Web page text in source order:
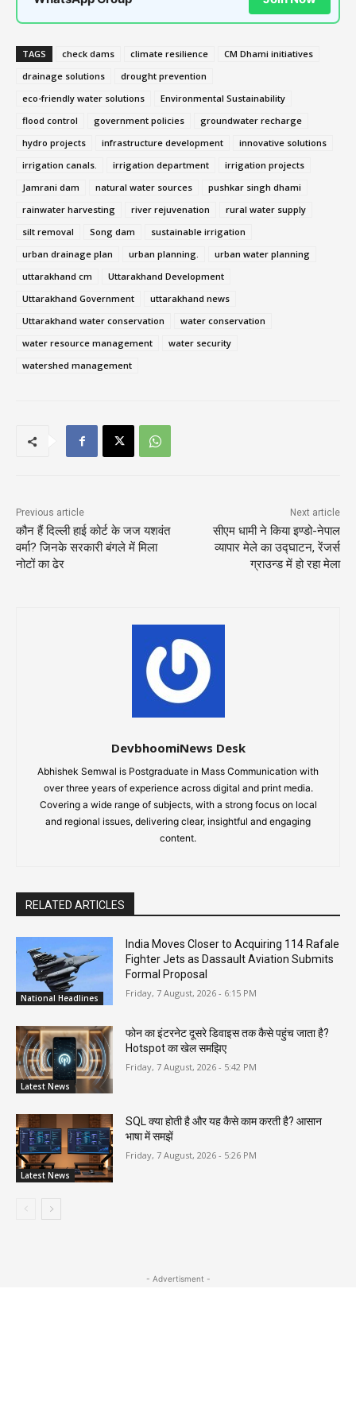
TAGS check dams climate resilience
CM Dhami initiatives
drainage solutions
drought prevention
eco-friendly water solutions
Environmental Sustainability
flood control
government policies
groundwater recharge
hydro projects
infrastructure development
innovative solutions
irrigation canals.
irrigation department
irrigation projects
Jamrani dam
natural water sources
pushkar singh dhami
rainwater harvesting
river rejuvenation
rural water supply
silt removal
Song dam
sustainable irrigation
urban drainage plan
urban planning.
urban water planning
uttarakhand cm
Uttarakhand Development
Uttarakhand Government
uttarakhand news
Uttarakhand water conservation
water conservation
water resource management
water security
watershed management
Previous article
कौन हैं दिल्ली हाई कोर्ट के जज यशवंत
वर्मा? जिनके सरकारी बंगले में मिला
नोटों का ढेर
Next article
सीएम धामी ने किया इण्डो-नेपाल
व्यापार मेले का उद्घाटन, रेंजर्स
ग्राउन्ड में हो रहा मेला
DevbhoomiNews Desk
Abhishek Semwal is Postgraduate in Mass Communication with
over three years of experience across digital and print media.
Covering a wide range of subjects, with a strong focus on local
and regional issues, delivering clear, insightful and engaging
content.
RELATED ARTICLES
National Headlines
India Moves Closer to Acquiring 114 Rafale
Fighter Jets as Dassault Aviation Submits
Formal Proposal
Friday, 7 August, 2026 - 6:15 PM
Latest News
फोन का इंटरनेट दूसरे डिवाइस तक कैसे पहुंच जाता है?
Hotspot का खेल समझिए
Friday, 7 August, 2026 - 5:42 PM
Latest News
SQL क्या होती है और यह कैसे काम करती है? आसान
भाषा में समझें
Friday, 7 August, 2026 - 5:26 PM
- Advertisment -